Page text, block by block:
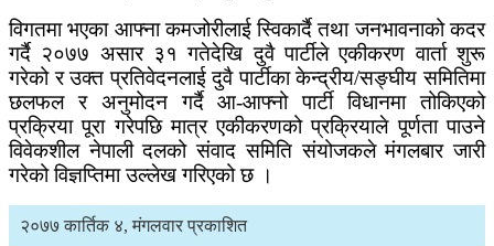
विगतमा भएका आफ्ना कमजोरीलाई स्विकार्दै तथा जनभावनाको कदर
गर्दै २०७७ असार ३१ गतेदेखि दुवै पार्टीले एकीकरण वार्ता शुरू
गरेको र उक्त प्रतिवेदनलाई दुवै पार्टीका केन्द्रीय/सङ्घीय समितिमा
छलफल र अनुमोदन गर्दै आ-आफ्नो पार्टी विधानमा तोकिएको
प्रक्रिया पूरा गरेपछि मात्र एकीकरणको प्रक्रियाले पूर्णता पाउने
विवेकशील नेपाली दलको संवाद समिति संयोजकले मंगलबार जारी
गरेको विज्ञप्तिमा उल्लेख गरिएको छ ।
२०७७ कार्तिक ४, मंगलवार प्रकाशित